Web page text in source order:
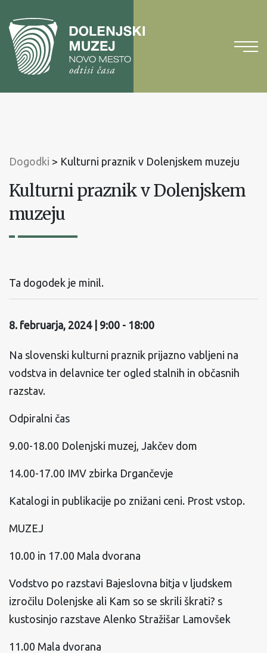
vsebinoNa
glavni
meni
Dogodki > Kulturni praznik v Dolenjskem muzeju
Kulturni praznik v Dolenjskem
muzeju
Ta dogodek je minil.
8. februarja, 2024 | 9:00 - 18:00
Na slovenski kulturni praznik prijazno vabljeni na
vodstva in delavnice ter ogled stalnih in občasnih
razstav.
Odpiralni čas
9.00-18.00 Dolenjski muzej, Jakčev dom
14.00-17.00 IMV zbirka Drgančevje
Katalogi in publikacije po znižani ceni. Prost vstop.
MUZEJ
10.00 in 17.00 Mala dvorana
Vodstvo po razstavi Bajeslovna bitja v ljudskem
izročilu Dolenjske ali Kam so se skrili škrati? s
kustosinjo razstave Alenko Stražišar Lamovšek
11.00 Mala dvorana